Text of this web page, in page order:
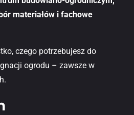
materiałów i fachowe
czego potrzebujesz do
ogrodu – zawsze w